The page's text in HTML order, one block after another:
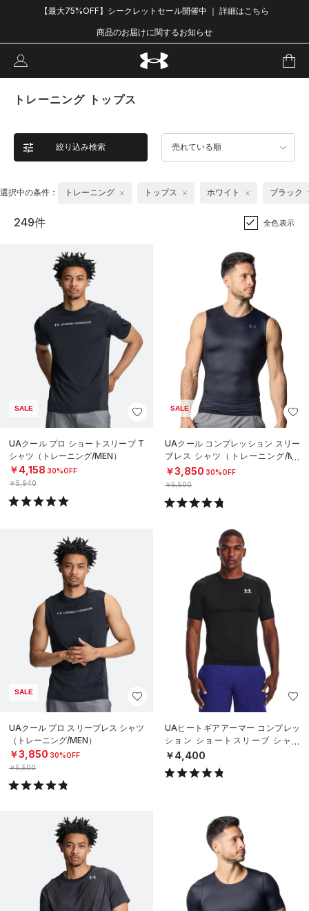
【最大75%OFF】シークレットセール開催中 ｜ 詳細はこちら
商品のお届けに関するお知らせ
トレーニング トップス
絞り込み検索 売れている順
選択中の条件： トレーニング トップス ホワイト ブラック
249件 全色表示
SALE
UAクール プロ ショートスリーブ T
シャツ（トレーニング/MEN）
￥4,158 30%OFF
￥5,940
SALE
UAクール コンプレッション スリー
ブレス シャツ（トレーニング/ME
N）
￥3,850 30%OFF
￥5,500
SALE
UAクール プロ スリーブレス シャツ
（トレーニング/MEN）
￥3,850 30%OFF
￥5,500
UAヒートギアアーマー コンプレッ
ション ショートスリーブ シャツ
（トレーニング/MEN）
￥4,400